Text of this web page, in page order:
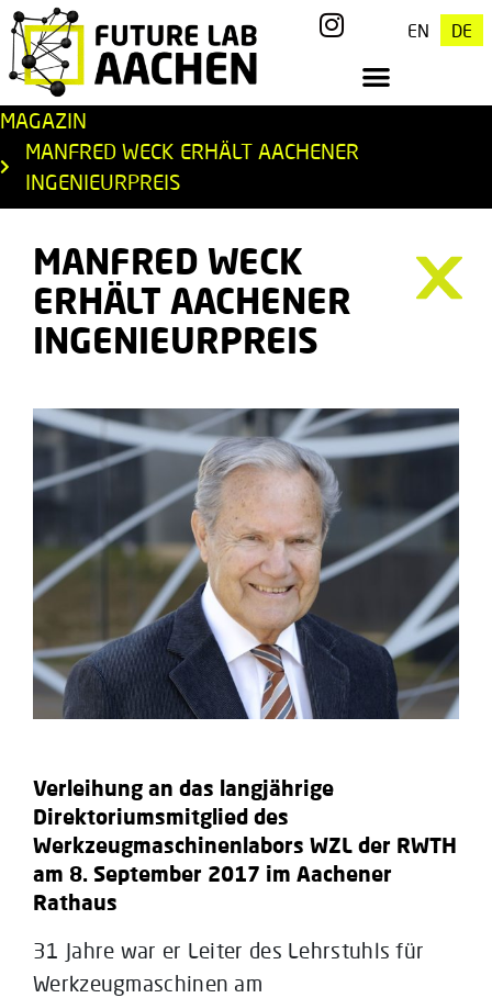
EN DE
MAGAZIN
MANFRED WECK ERHÄLT AACHENER
INGENIEURPREIS
MANFRED WECK
ERHÄLT AACHENER
INGENIEURPREIS
Verleihung an das langjährige
Direktoriumsmitglied des
Werkzeugmaschinenlabors WZL der RWTH
am 8. September 2017 im Aachener
Rathaus
31 Jahre war er Leiter des Lehrstuhls für
Werkzeugmaschinen am